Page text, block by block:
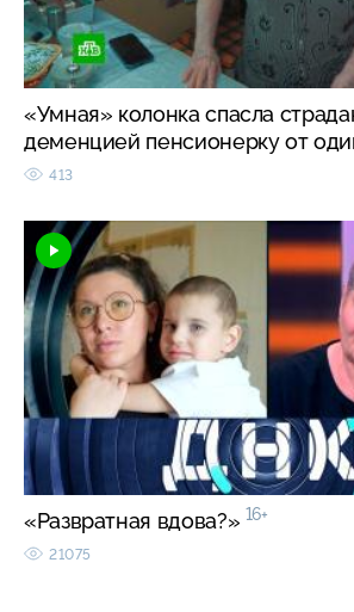
«Умная» колонка спасла
деменцией пенсионерку от
413
«Развратная вдова?» 16+
21075